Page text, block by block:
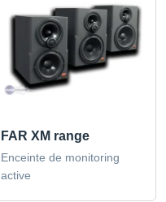
FAR XM range
Enceinte de monitoring
active